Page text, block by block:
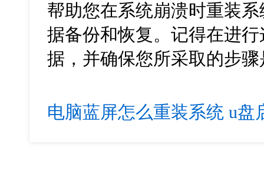
帮助您在系统崩溃时重装
据备份和恢复。记得在进
据，并确保您所采取的步
电脑蓝屏怎么重装系统 u盘